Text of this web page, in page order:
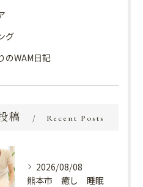
グ
のWAM日記
稿 Recent Posts
2026/08/08
熊本市 癒し 睡眠